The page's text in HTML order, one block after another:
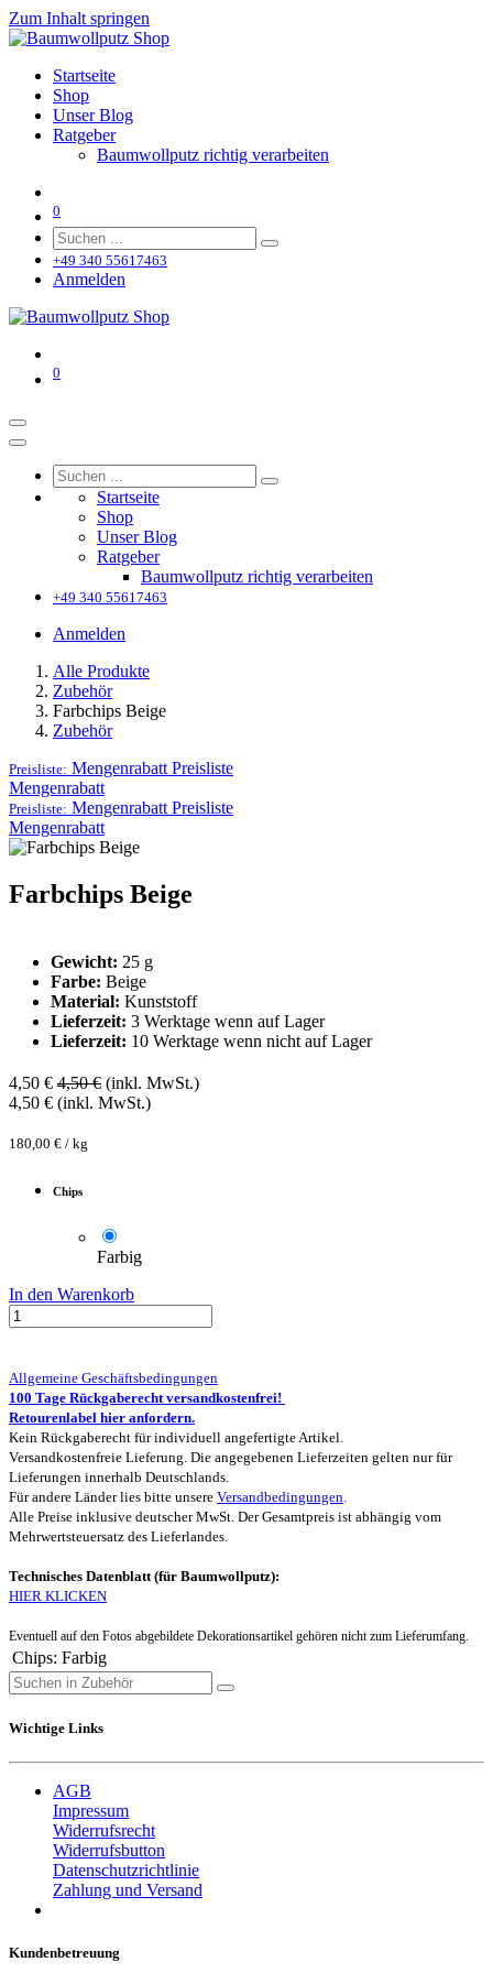
Zum Inhalt springen
Startseite
Shop
Unser Blog
Ratgeber
Baumwollputz richtig verarbeiten
0
+49 340 55617463
Anmelden
0
Startseite
Shop
Unser Blog
Ratgeber
Baumwollputz richtig verarbeiten
+49 340 55617463
Anmelden
Alle Produkte
Zubehör
Farbchips Beige
Zubehör
Preisliste: Mengenrabatt Preisliste
Mengenrabatt
Preisliste: Mengenrabatt Preisliste
Mengenrabatt
Farbchips Beige
Gewicht: 25 g
Farbe: Beige
Material: Kunststoff
Lieferzeit: 3 Werktage wenn auf Lager
Lieferzeit: 10 Werktage wenn nicht auf Lager
4,50 € 4,50€ (inkl. MwSt.)
4,50 € (inkl. MwSt.)
180,00 € / kg
Chips
Farbig
In den Warenkorb
Allgemeine Geschäftsbedingungen
100 Tage Rückgaberecht versandkostenfrei!
Retourenlabel hier anfordern.
Kein Rückgaberecht für individuell angefertigte Artikel.
Versandkostenfreie Lieferung. Die angegebenen Lieferzeiten gelten nur für
Lieferungen innerhalb Deutschlands.
Für andere Länder lies bitte unsere Versandbedingungen.
Alle Preise inklusive deutscher MwSt. Der Gesamtpreis ist abhängig vom
Mehrwertsteuersatz des Lieferlandes.
Technisches Datenblatt (für Baumwollputz):
HIER KLICKEN
Eventuell auf den Fotos abgebildete Dekorationsartikel gehören nicht zum Lieferumfang.
Chips: Farbig
Wichtige Links
AGB
Impressum
Widerrufsrecht
Widerrufsbutton
Datenschutzrichtlinie
Zahlung und Versand
Kundenbetreuung